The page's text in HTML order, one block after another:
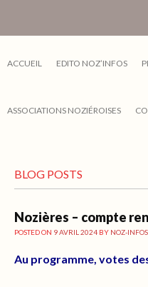
ACCUEIL EDITO NOZ’INFOS
ASSOCIATIONS NOZIÉROISES
BLOG POSTS
Nozières – compte
POSTED ON 9 AVRIL 2024 BY NOZ-INFOS
Au programme, votes